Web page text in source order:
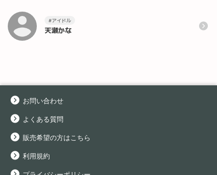
#アイドル
天瀬かな
お問い合わせ
よくある質問
販売希望の方はこちら
利用規約